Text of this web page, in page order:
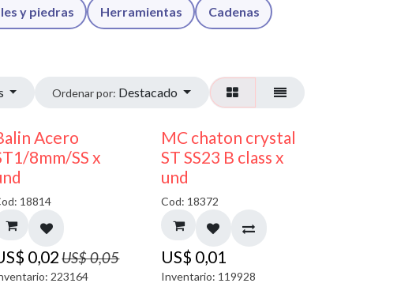
y piedras Herramientas Cadenas
Ordenar por: Destacado
50% DESCUENTO
Acero
8mm/SS x
18814
0,02 US$0,05
223164
MC chaton crystal
ST SS23 B class x
und
Cod: 18372
US$ 0,01
Inventario: 119928